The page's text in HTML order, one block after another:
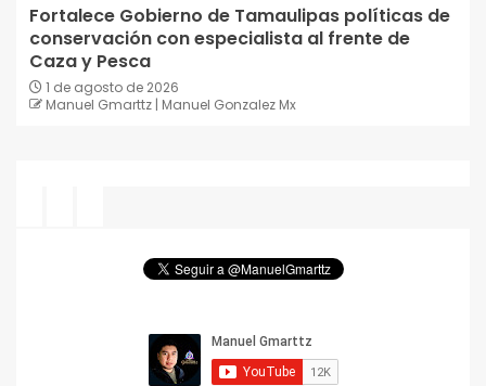
Fortalece Gobierno de Tamaulipas políticas de
conservación con especialista al frente de
Caza y Pesca
1 de agosto de 2026
Manuel Gmarttz | Manuel Gonzalez Mx